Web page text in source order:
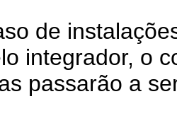
de
integrador, o
passarão a